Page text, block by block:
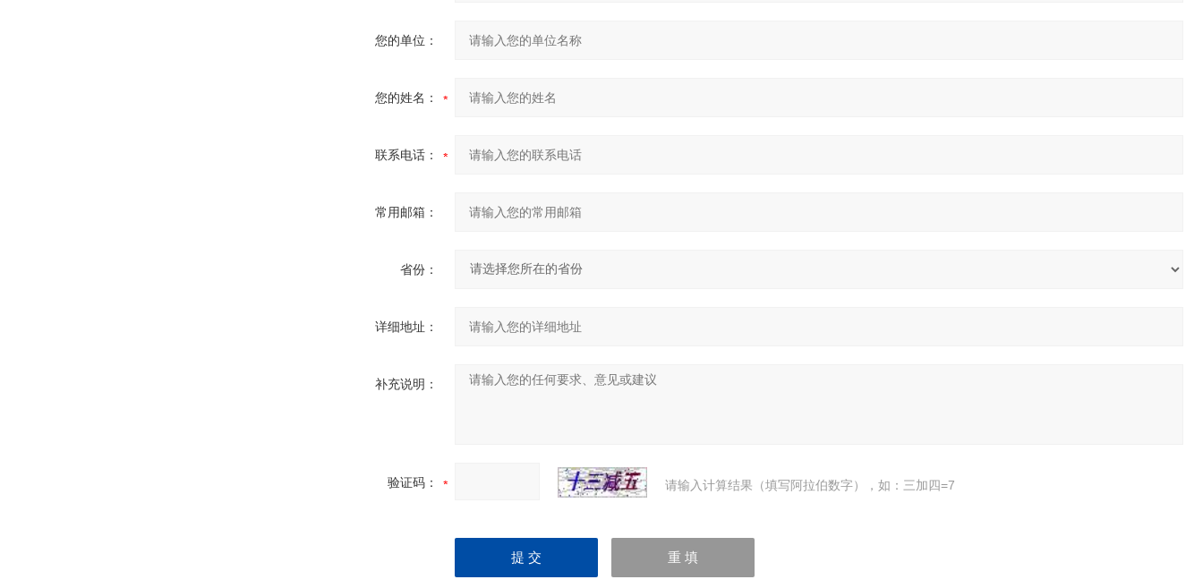
您的单位：
您的姓名：
联系电话：
常用邮箱：
省份：
详细地址：
补充说明：
验证码： 请输入计算结果（填写阿拉伯数字），如：三加四=7